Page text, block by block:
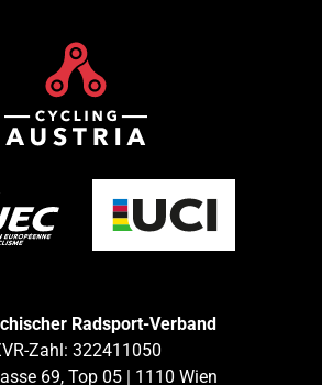
Radsport-Verband
Zahl: 322411050
69, Top 05 | 1110 Wien